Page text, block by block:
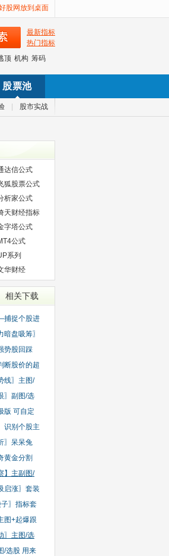
股网放到桌面
最新指标
热门指标
顶 机构 筹码
股票池
股市实战
达信公式
狐股票公式
析家公式
天财经指标
字塔公式
公式
系列
华财经
相关下载
捉个股进
盘吸筹〗
势股回踩
股价的超
线〗主图/
〗副图/选
版 可自定
识别个股主
〗呆呆兔
黄金分割
】主副图/
启涨〗套装
〗指标套
图+起爆跟
〗主图/选
/选股 用来